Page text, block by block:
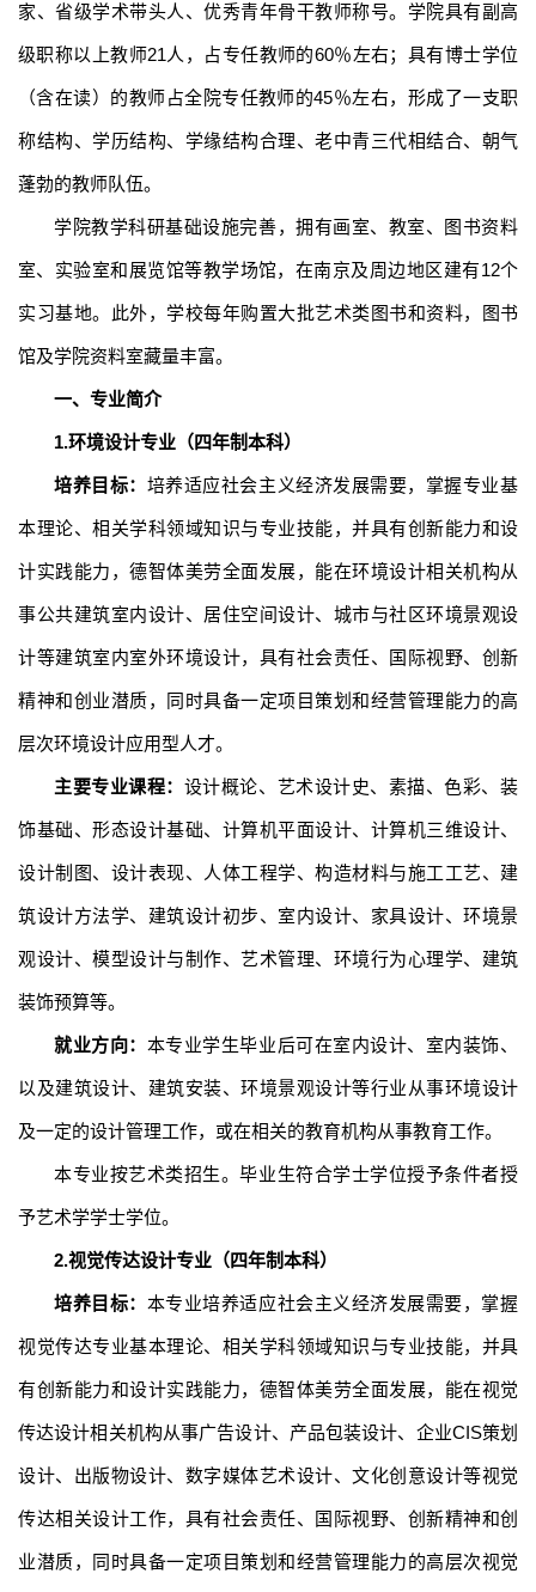
家、省级学术带头人、优秀青年骨干教师称号。学院具有副高
级职称以上教师21人，占专任教师的60％左右；具有博士学位
（含在读）的教师占全院专任教师的45％左右，形成了一支职
称结构、学历结构、学缘结构合理、老中青三代相结合、朝气
蓬勃的教师队伍。
学院教学科研基础设施完善，拥有画室、教室、图书资料
室、实验室和展览馆等教学场馆，在南京及周边地区建有12个
实习基地。此外，学校每年购置大批艺术类图书和资料，图书
馆及学院资料室藏量丰富。
一、专业简介
1.环境设计专业（四年制本科）
培养目标： 培养适应社会主义经济发展需要，掌握专业基
本理论、相关学科领域知识与专业技能，并具有创新能力和设
计实践能力，德智体美劳全面发展，能在环境设计相关机构从
事公共建筑室内设计、居住空间设计、城市与社区环境景观设
计等建筑室内室外环境设计，具有社会责任、国际视野、创新
精神和创业潜质，同时具备一定项目策划和经营管理能力的高
层次环境设计应用型人才。
主要专业课程： 设计概论、艺术设计史、素描、色彩、装
饰基础、形态设计基础、计算机平面设计、计算机三维设计、
设计制图、设计表现、人体工程学、构造材料与施工工艺、建
筑设计方法学、建筑设计初步、室内设计、家具设计、环境景
观设计、模型设计与制作、艺术管理、环境行为心理学、建筑
装饰预算等。
就业方向： 本专业学生毕业后可在室内设计、室内装饰、
以及建筑设计、建筑安装、环境景观设计等行业从事环境设计
及一定的设计管理工作，或在相关的教育机构从事教育工作。
本专业按艺术类招生。毕业生符合学士学位授予条件者授
予艺术学学士学位。
2.视觉传达设计专业（四年制本科）
培养目标： 本专业培养适应社会主义经济发展需要，掌握
视觉传达专业基本理论、相关学科领域知识与专业技能，并具
有创新能力和设计实践能力，德智体美劳全面发展，能在视觉
传达设计相关机构从事广告设计、产品包装设计、企业CIS策划
设计、出版物设计、数字媒体艺术设计、文化创意设计等视觉
传达相关设计工作，具有社会责任、国际视野、创新精神和创
业潜质，同时具备一定项目策划和经营管理能力的高层次视觉